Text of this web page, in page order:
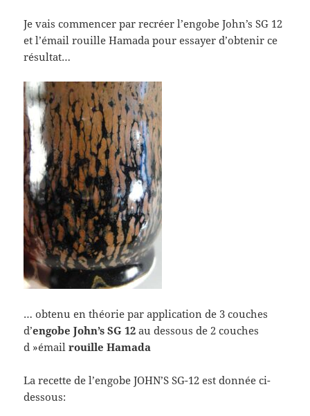
Je vais commencer par recréer l’engobe John’s SG 12
et l’émail rouille Hamada pour essayer d’obtenir ce
résultat…
… obtenu en théorie par application de 3 couches
d’engobe John’s SG 12 au dessous de 2 couches
d »émailrouille Hamada
La recette de l’engobe JOHN’S SG-12 est donnée ci-
dessous: